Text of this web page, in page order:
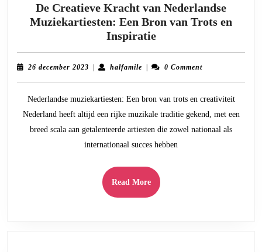
De Creatieve Kracht van Nederlandse
Muziekartiesten: Een Bron van Trots en
InspiratieDe
Creatieve
Kracht
Muziekartiesten:
Een
Bron
van
en
Inspiratie
26 december 2023 26| halfamilehalfamile
| 0 Comment
Nederlandse muziekartiesten: Een bron van trots en creativiteit
Nederland heeft altijd een rijke muzikale traditie gekend, met een
breed scala aan getalenteerde artiesten die zowel nationaal als
internationaal succes hebben
Read MoreRead
More